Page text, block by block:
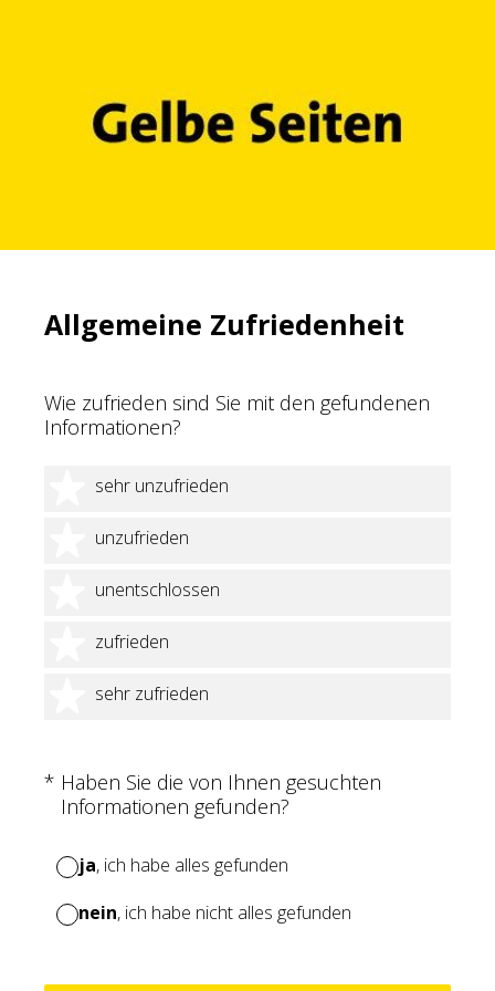
Allgemeine Zufriedenheit
Wie zufrieden sind Sie mit den gefundenen
Informationen?
sehr unzufrieden
1 Stern
unzufrieden
2 Sterne
unentschlossen
3 Sterne
zufrieden
4 Sterne
sehr zufrieden
5 Sterne
* Haben Sie die von Ihnen gesuchten
Informationen gefunden?
(Erforderlich.)
ja, ich habe alles gefunden
nein, ich habe nicht alles gefunden